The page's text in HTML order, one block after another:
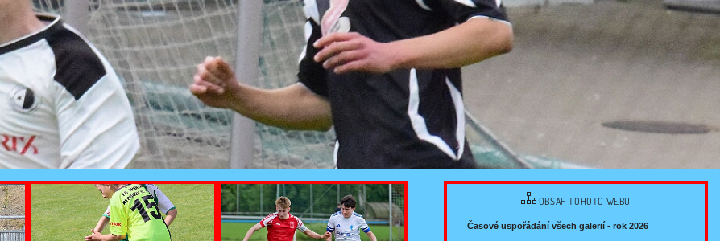
OBSAH TOHOTO WEBU
Časové uspořádání všech galerií - rok 2026